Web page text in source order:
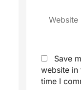
Website
Save
website in
time I